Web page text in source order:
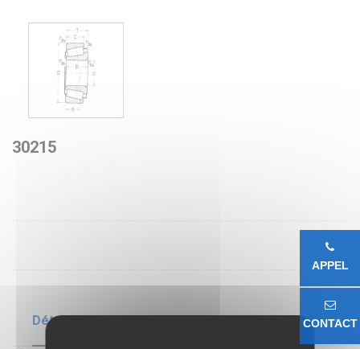
30215
Détails du produit
APPEL
CONTACT